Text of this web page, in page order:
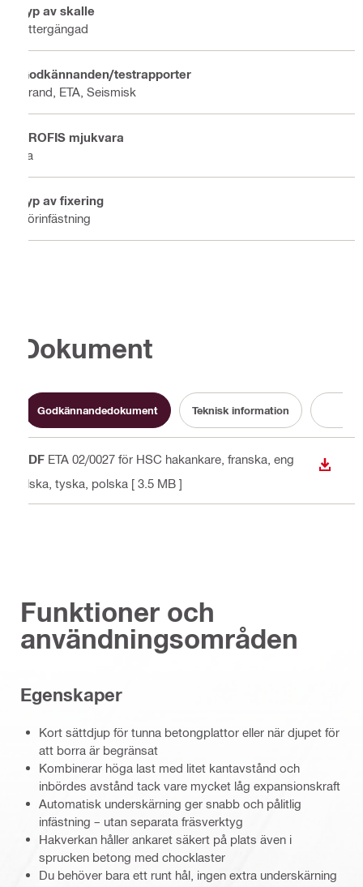
Typ av skalle
Yttergängad
Godkännanden/testrapporter
Brand, ETA, Seismisk
PROFIS mjukvara
Ja
Typ av fixering
Förinfästning
Dokument
Godkännandedokument Teknisk information
PDF ETA 02/0027 för HSC hakankare , franska, eng
elska, tyska, polska [ 3.5 MB ]
LADDA
Funktioner och
användningsområden
Egenskaper
Kort sättdjup för tunna betongplattor eller när djupet för
att borra är begränsat
Kombinerar höga last med litet kantavstånd och
inbördes avstånd tack vare mycket låg expansionskraft
Automatisk underskärning ger snabb och pålitlig
infästning – utan separata fräsverktyg
Hakverkan håller ankaret säkert på plats även i
sprucken betong med chocklaster
Du behöver bara ett runt hål, ingen extra underskärning